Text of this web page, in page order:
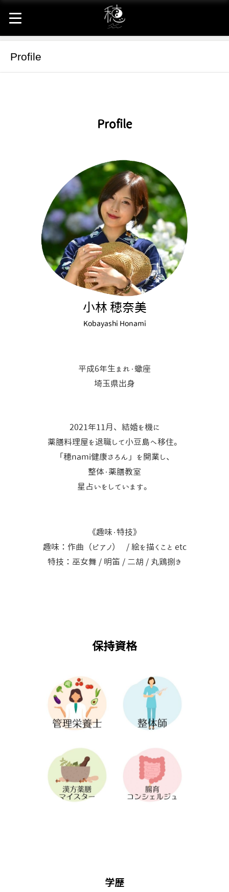
Profile
Profile
小林 穂奈美
Kobayashi Honami
平成6年生まれ・蠍座
埼玉県出身
2021年11月、結婚を機に
薬膳料理屋を退職して小豆島へ移住。
「穂nami健康さろん」を開業し、
整体・薬膳教室
星占いをしています。
《趣味・特技》
趣味：作曲（ピアノ） / 絵を描くこと etc
特技：巫女舞 / 明笛 / 二胡 / 丸鶏捌き
保持資格
学歴